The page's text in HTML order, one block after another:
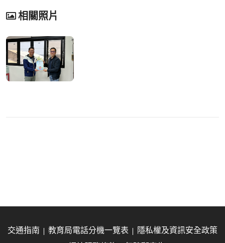
相關照片
交通指南 教育局電話分機一覽表
隱私權及資訊安全政策